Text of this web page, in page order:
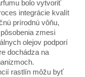
bolo vytvoriť
integrácie kvalít
prírodnú vôňu,
zmesi
olejov podporí
dochádza na
rastlín môžu byť